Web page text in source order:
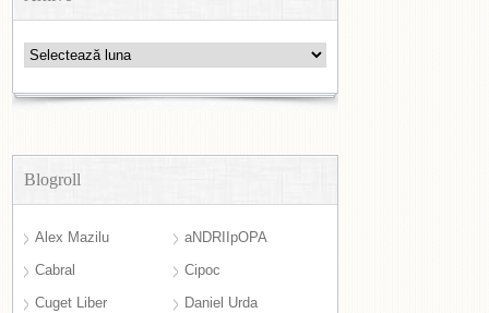
Arhive
Blogroll
Alex Mazilu
aNDRIIpOPA
Cabral
Cipoc
Cuget Liber
Daniel Urda